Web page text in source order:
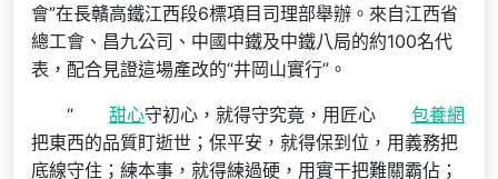
會”在長贛高鐵江西段6標項目司理部舉辦。來自江西省
總工會、昌九公司、中國中鐵及中鐵八局的約100名代
表，配合見證這場產改的“井岡山實行”。
“ 甜心守初心，就得守究竟，用匠心
包養網
把東西的品質盯逝世；保平安，就得保到位，用義務把
底線守住；練本事，就得練過硬，用實干把難關霸佔；